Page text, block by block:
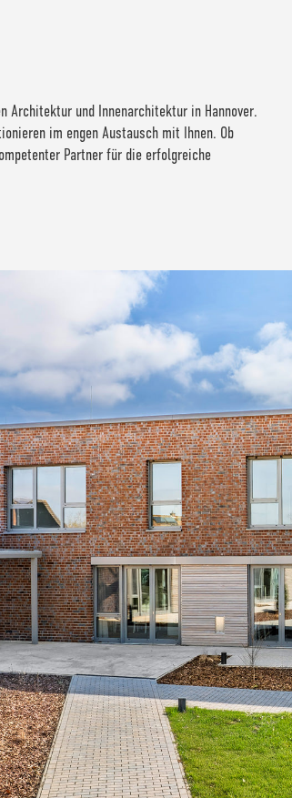
Architektur und Innenarchitektur in Hannover.
im engen Austausch mit Ihnen. Ob
Partner für die erfolgreiche